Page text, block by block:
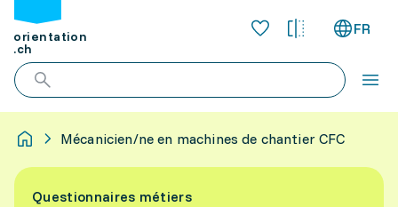
orientation
.ch
FR
Mécanicien/ne en machines de chantier CFC
Questionnaires métiers